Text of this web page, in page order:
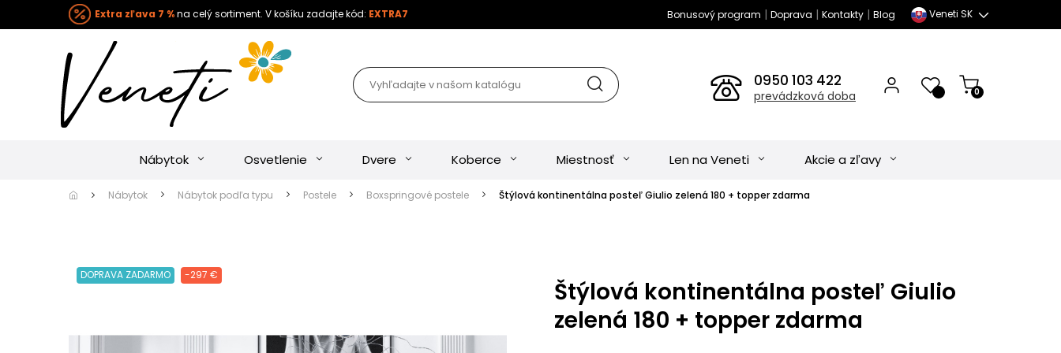
Extra zľava 7 %na celý sortiment. V košíku zadajte kód: EXTRA7 Bonusový program | Doprava | Kontakty| Blog Veneti SK
0950 103 422
prevádzková doba 0
Nábytok Osvetlenie Dvere Koberce Miestnosť Len na Veneti Akcie a zľavy
Nábytok Nábytok podľa typu Postele Boxspringové postele Štýlová kontinentálna posteľ Giulio zelená 180 + topper zdarma
DOPRAVA ZADARMO -297 €
Štýlová kontinentálna posteľ Giulio
zelená 180 + topper zdarma